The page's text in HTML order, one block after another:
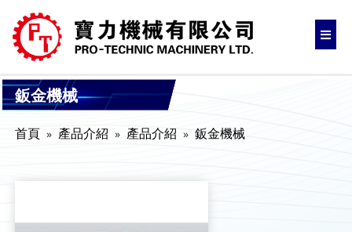
鈑金機械
首頁 產品介紹 產品介紹 鈑金機械